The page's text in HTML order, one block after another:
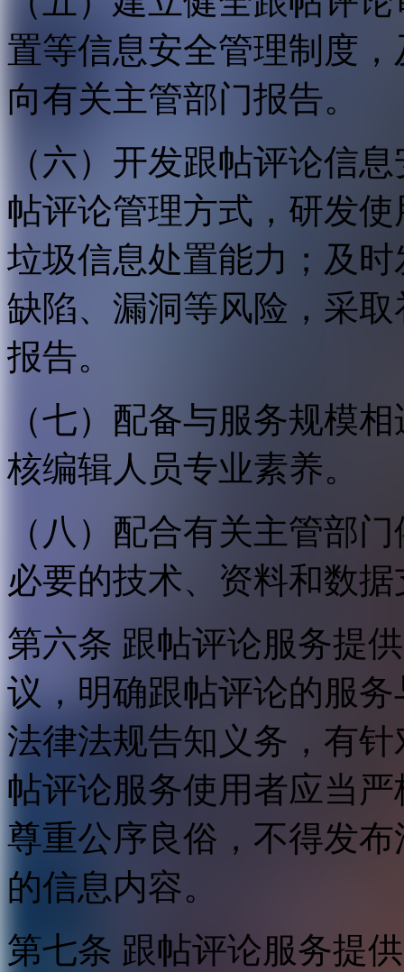
置等信息安全管理制度
向有关主管部门报告。
（六）开发跟帖评论信
帖评论管理方式，研发
垃圾信息处置能力；及
缺陷、漏洞等风险，采
报告。
（七）配备与服务规模
核编辑人员专业素养。
（八）配合有关主管部
必要的技术、资料和数
第六条 跟帖评论服务提
议，明确跟帖评论的服
法律法规告知义务，有
帖评论服务使用者应当
尊重公序良俗，不得发
的信息内容。
第七条 跟帖评论服务提